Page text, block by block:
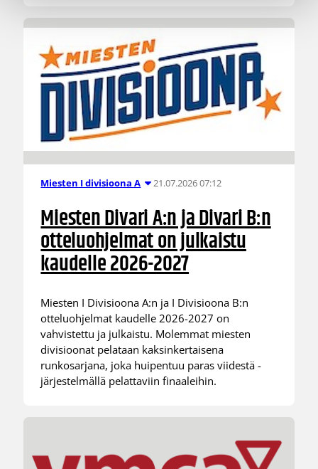
Miesten I divisioona A 21.07.2026 07:12
Miesten Divari A:n ja Divari B:n
otteluohjelmat on julkaistu
kaudelle 2026-2027
Miesten I Divisioona A:n ja I Divisioona B:n
otteluohjelmat kaudelle 2026-2027 on
vahvistettu ja julkaistu. Molemmat miesten
divisioonat pelataan kaksinkertaisena
runkosarjana, joka huipentuu paras viidestä -
järjestelmällä pelattaviin finaaleihin.